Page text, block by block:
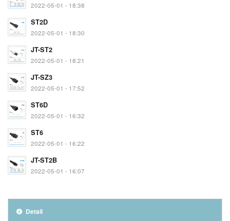
2022-05-01 - 18:38
ST2D
2022-05-01 - 18:30
JT-ST2
2022-05-01 - 18:21
JT-SZ3
2022-05-01 - 17:52
ST6D
2022-05-01 - 16:32
ST6
2022-05-01 - 16:22
JT-ST2B
2022-05-01 - 16:07
Detail